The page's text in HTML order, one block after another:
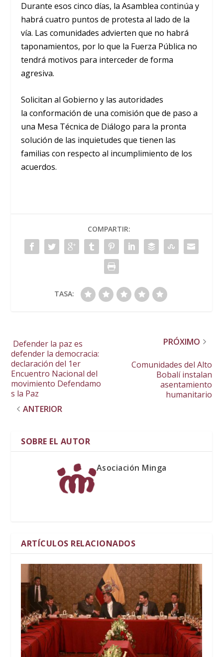
Durante esos cinco días, la Asamblea continúa y
habrá cuatro puntos de protesta al lado de la
vía. Las comunidades advierten que no habrá
taponamientos, por lo que la Fuerza Pública no
tendrá motivos para interceder de forma
agresiva.
Solicitan al Gobierno y las autoridades
la conformación de una comisión que de paso a
una Mesa Técnica de Diálogo para la pronta
solución de las inquietudes que tienen las
familias con respecto al incumplimiento de los
acuerdos.
COMPARTIR:
TASA:
Defender la paz es
defender la democracia:
declaración del 1er
Encuentro Nacional del
movimiento Defendamo
s la Paz
ANTERIOR
PRÓXIMO
Comunidades del Alto
Bobalí instalan
asentamiento
humanitario
SOBRE EL AUTOR
Asociación Minga
ARTÍCULOS RELACIONADOS